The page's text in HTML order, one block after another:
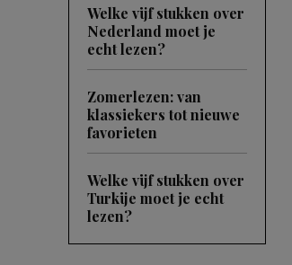
Welke vijf stukken over
Nederland moet je
echt lezen?
Zomerlezen: van
klassiekers tot nieuwe
favorieten
Welke vijf stukken over
Turkije moet je echt
lezen?